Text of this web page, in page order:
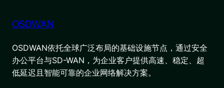
OSDWAN
OSDWAN依托全球广泛布局的基础设施节点，通过安全
办公平台与SD-WAN，为企业客户提供高速、稳定、超
低延迟且智能可靠的企业网络解决方案。